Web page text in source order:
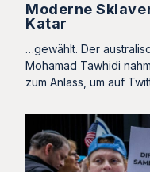
Moderne
Katar
…gewählt. Der
Mohamad Tawhidi
zum Anlass, um auf